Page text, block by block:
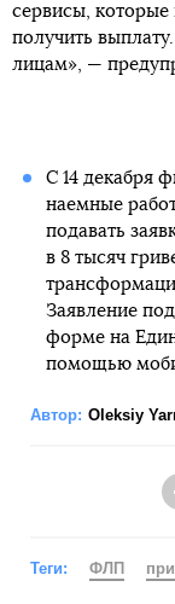
сервисы, которые
получить
лицам», —
С 14 декабря
наемные
подавать
в 8 тысяч
Заявление
форме на
помощью
Автор: Oleksiy
Теги: ФЛП